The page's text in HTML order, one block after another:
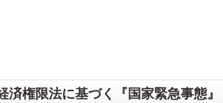
済権限法に基づく『国家緊急事態』